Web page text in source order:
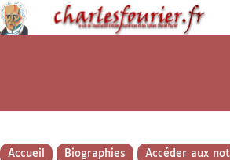
Accueil Biographies Accéder aux